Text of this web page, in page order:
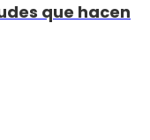
que hacen